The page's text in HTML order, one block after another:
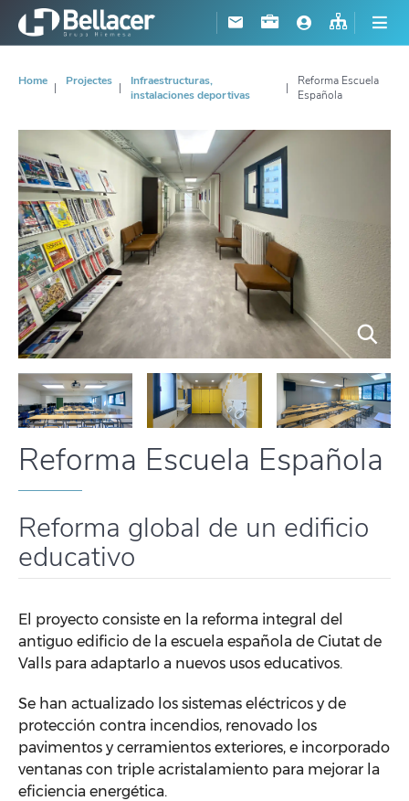
Home Projectes
Infraestructuras,
instalaciones deportivas
Reforma Escuela
Española
Reforma Escuela Española
Reforma global de un edificio
educativo
El proyecto consiste en la reforma integral del
antiguo edificio de la escuela española de Ciutat de
Valls para adaptarlo a nuevos usos educativos.
Se han actualizado los sistemas eléctricos y de
protección contra incendios, renovado los
pavimentos y cerramientos exteriores, e incorporado
ventanas con triple acristalamiento para mejorar la
eficiencia energética.